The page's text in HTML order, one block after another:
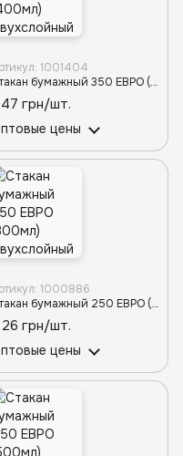
1001404
Стакан бумажный 350 ЕВРО (400мл) двухслойный крафт d-90 (20шт/560шт)
грн/шт.
цены
1000886
Стакан бумажный 250 ЕВРО (300мл) двухслойный КРАСНЫЙ d-80TP (20шт/880шт)
грн/шт.
цены